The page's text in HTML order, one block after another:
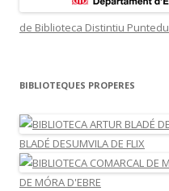
de Biblioteca Distintiu Puntedu
BIBLIOTEQUES PROPERES
BLADÉ DESUMVILA DE FLIX
DE MÓRA D'EBRE